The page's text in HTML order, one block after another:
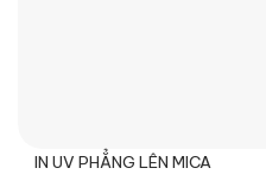
IN UV PHẲNG LÊN MICA